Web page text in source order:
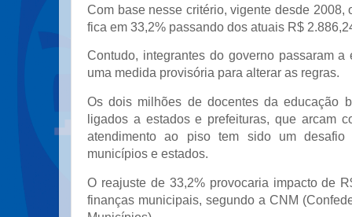
Com base nesse critério, vigente desde 2008,
fica em 33,2% passando dos atuais R$
Contudo, integrantes do governo passaram a
uma medida provisória para alterar as regras.
Os dois milhões de docentes da educação
ligados a estados e prefeituras, que arcam
atendimento ao piso tem sido um
municípios e estados.
O reajuste de 33,2% provocaria impacto de
finanças municipais, segundo a CNM